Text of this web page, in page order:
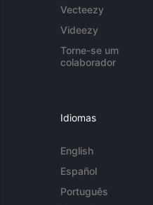
Vecteezy
Videezy
Torne-se um
colaborador
Idiomas
English
Español
Português